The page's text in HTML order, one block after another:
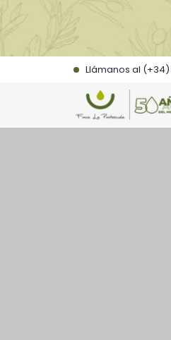
Saltar
Llámanos al (+34)